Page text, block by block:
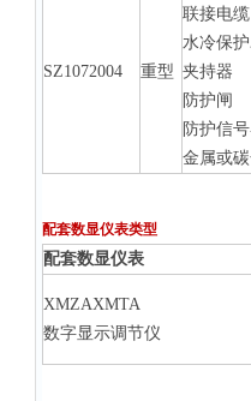
SZ1072004 重型
联接电缆
水冷保
夹持器
防护闸
防护信
金属或
配套数显仪表类型
配套数显仪表
XMZAXMTA
数字显示调节仪